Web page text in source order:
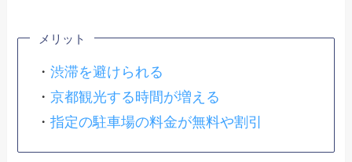
メリット
・ 渋滞を避けられる
・ 京都観光する時間が増える
・ 指定の駐車場の料金が無料や割引